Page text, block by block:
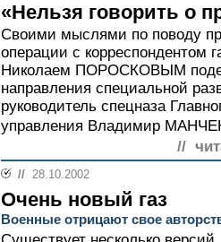
«Нельзя говорить о
Своими мыслями по поводу
операции с корреспондентом
Николаем ПОРОСКОВЫМ
направления специальной
руководитель спецназа
управления Владимир
//
// 28.10.2002
Очень новый газ
Военные отрицают свое